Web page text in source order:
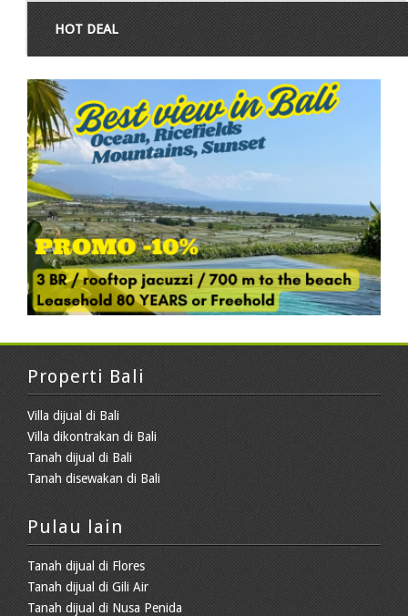
HOT DEAL
Properti Bali
Villa dijual di Bali
Villa dikontrakan di Bali
Tanah dijual di Bali
Tanah disewakan di Bali
Pulau lain
Tanah dijual di Flores
Tanah dijual di Gili Air
Tanah dijual di Nusa Penida